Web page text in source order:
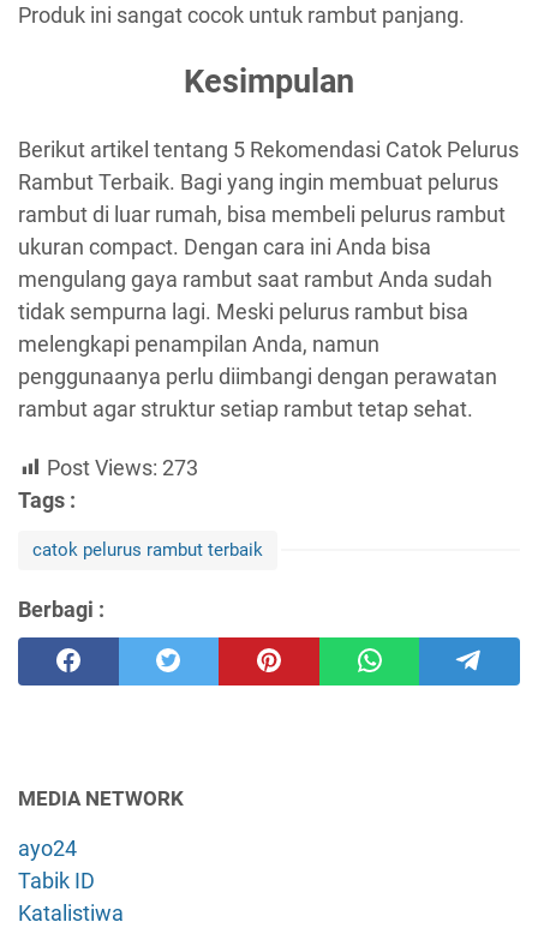
Produk ini sangat cocok untuk rambut panjang.
Kesimpulan
Berikut artikel tentang 5 Rekomendasi Catok Pelurus
Rambut Terbaik. Bagi yang ingin membuat pelurus
rambut di luar rumah, bisa membeli pelurus rambut
ukuran compact. Dengan cara ini Anda bisa
mengulang gaya rambut saat rambut Anda sudah
tidak sempurna lagi. Meski pelurus rambut bisa
melengkapi penampilan Anda, namun
penggunaanya perlu diimbangi dengan perawatan
rambut agar struktur setiap rambut tetap sehat.
Post Views: 273
Tags :
catok pelurus rambut terbaik
Berbagi :
MEDIA NETWORK
ayo24
Tabik ID
Katalistiwa